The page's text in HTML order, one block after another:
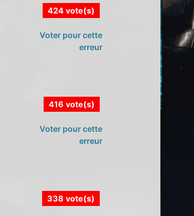
424 vote(s)
Voter pour cette
erreur
416 vote(s)
Voter pour cette
erreur
338 vote(s)